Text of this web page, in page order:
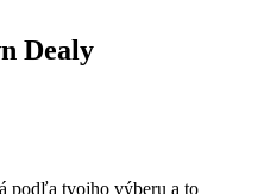
Dealy
podľa tvojho výberu a to